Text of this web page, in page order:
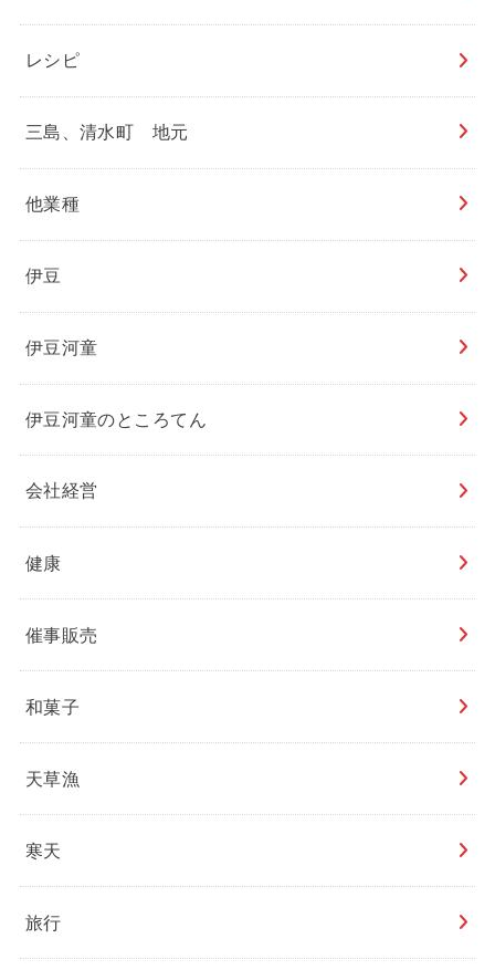
レシピ
三島、清水町 地元
他業種
伊豆
伊豆河童
伊豆河童のところてん
会社経営
健康
催事販売
和菓子
天草漁
寒天
旅行